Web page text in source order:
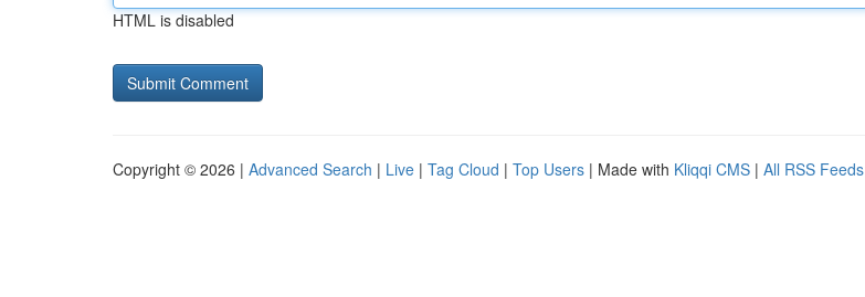
HTML is disabled
Copyright © 2026 | Advanced Search | Live | Tag Cloud | Top Users | Made with Kliqqi CMS | All RSS Feeds